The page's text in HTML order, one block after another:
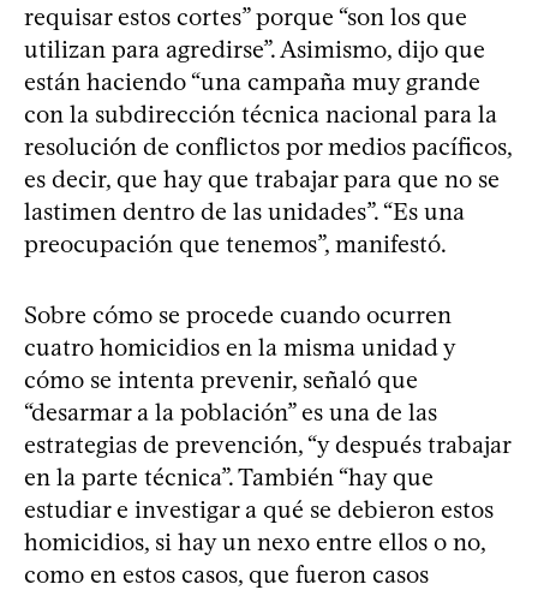
requisar estos cortes” porque “son los que
utilizan para agredirse”. Asimismo, dijo que
están haciendo “una campaña muy grande
con la subdirección técnica nacional para la
resolución de conflictos por medios pacíficos,
es decir, que hay que trabajar para que no se
lastimen dentro de las unidades”. “Es una
preocupación que tenemos”, manifestó.
Sobre cómo se procede cuando ocurren
cuatro homicidios en la misma unidad y
cómo se intenta prevenir, señaló que
“desarmar a la población” es una de las
estrategias de prevención, “y después trabajar
en la parte técnica”. También “hay que
estudiar e investigar a qué se debieron estos
homicidios, si hay un nexo entre ellos o no,
como en estos casos, que fueron casos